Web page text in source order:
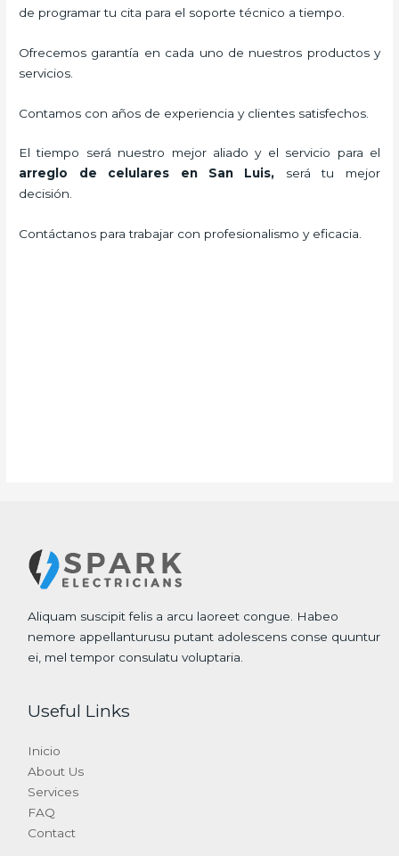
de programar tu cita para el soporte técnico a tiempo.
Ofrecemos garantía en cada uno de nuestros productos y
servicios.
Contamos con años de experiencia y clientes satisfechos.
El tiempo será nuestro mejor aliado y el servicio para el
arreglo de celulares en San Luis, será tu mejor
decisión.
Contáctanos para trabajar con profesionalismo y eficacia.
Aliquam suscipit felis a arcu laoreet congue. Habeo
nemore appellanturusu putant adolescens conse quuntur
ei, mel tempor consulatu voluptaria.
Useful Links
Inicio
About Us
Services
FAQ
Contact